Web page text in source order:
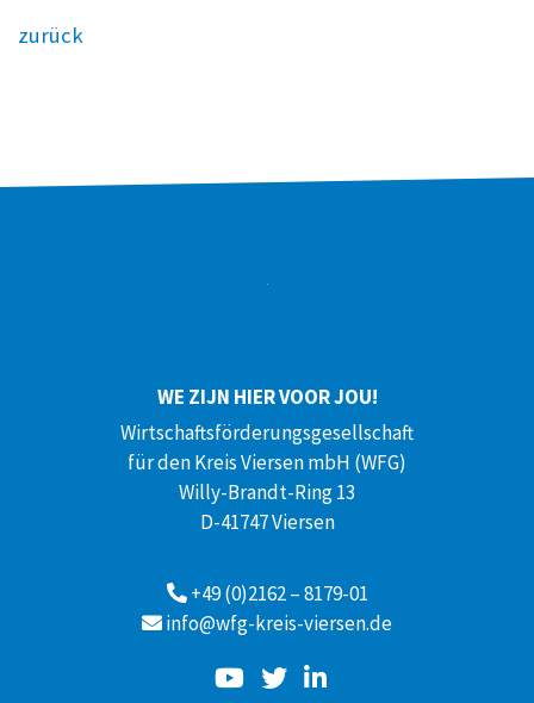
zurück
WE ZIJN HIER VOOR JOU!
Wirtschaftsförderungsgesellschaft
für den Kreis Viersen mbH (WFG)
Willy-Brandt-Ring 13
D-41747 Viersen
+49 (0)2162 – 8179-01
info@wfg-kreis-viersen.de